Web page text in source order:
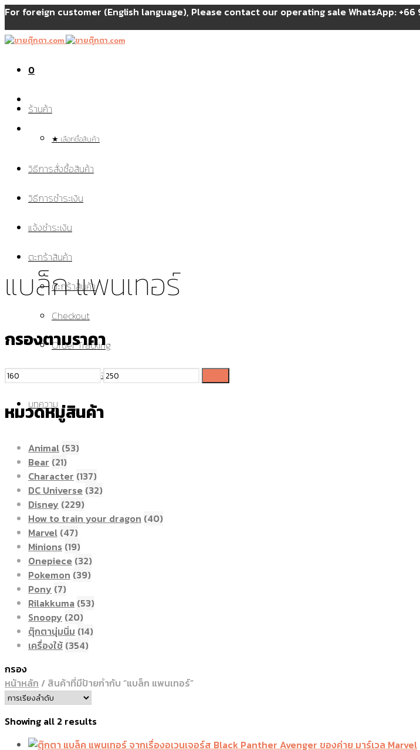
For foreign customer (English language), Please contact our operating sale WhatsApp: +66
0
ร้านค้า
★ เลือกซื้อสินค้า
วิธีการสั่งซื้อสินค้า
วิธีการชำระเงิน
แจ้งชำระเงิน
ตะกร้าสินค้า
ตะกร้าสินค้า
Checkout
Order Tracking
รายการที่ถูกใจ
บทความ
แบล็ก แพนเทอร์
กรองตามราคา
หมวดหมู่สินค้า
Animal (53)
Bear (21)
Character (137)
DC Universe (32)
Disney (229)
How to train your dragon (40)
Marvel (47)
Minions (19)
Onepiece (32)
Pokemon (39)
Pony (7)
Rilakkuma (53)
Snoopy (20)
ตุ๊กตานุ่มนิ่ม (14)
เครื่องใช้ (354)
กรอง
หน้าหลัก / สินค้าที่มีป้ายกำกับ “แบล็ก แพนเทอร์”
Showing all 2 results